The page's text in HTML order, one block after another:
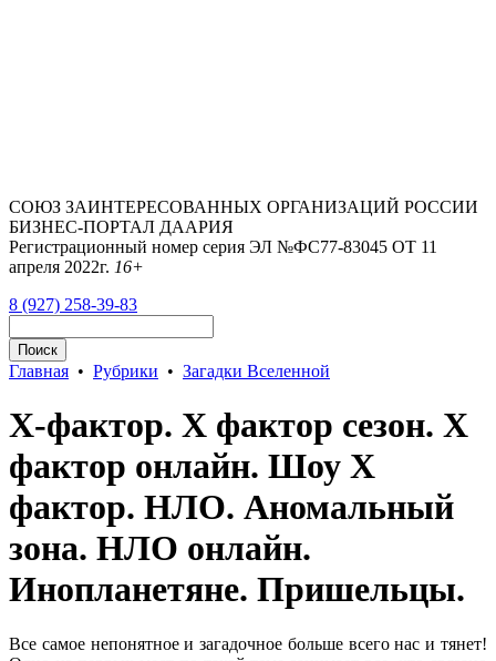
СОЮЗ ЗАИНТЕРЕСОВАННЫХ ОРГАНИЗАЦИЙ РОССИИ
БИЗНЕС-ПОРТАЛ ДААРИЯ
Регистрационный номер серия ЭЛ №ФС77-83045 ОТ 11
апреля 2022г. 16+
8 (927) 258-39-83
Главная • Рубрики • Загадки Вселенной
Х-фактор. X фактор сезон. X
фактор онлайн. Шоу X
фактор. НЛО. Аномальный
зона. НЛО онлайн.
Инопланетяне. Пришельцы.
Все самое непонятное и загадочное больше всего нас и тянет!